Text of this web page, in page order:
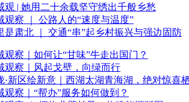
观 | 她用二十余载坚守绣出千般乡愁
观察 ｜ 公路人的“速度与温度”
是肃北 ｜ 交通“串”起乡村振兴与强边固防
观察｜如何让“甘味”牛走出国门？
观察｜风起戈壁，向绿而行
·新区绘新意｜西湖太湖青海湖，绝对惊喜
观察｜“帮办”服务如何做到？